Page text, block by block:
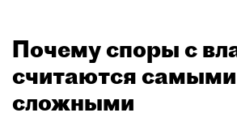
Почему споры с
считаются самыми
сложными